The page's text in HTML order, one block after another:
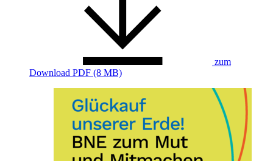
zum
Download PDF (8 MB)